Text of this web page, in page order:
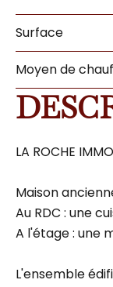
Surface
Moyen de
LA ROCHE
Maison
Au RDC : une
A l'étage : une
L'ensemble